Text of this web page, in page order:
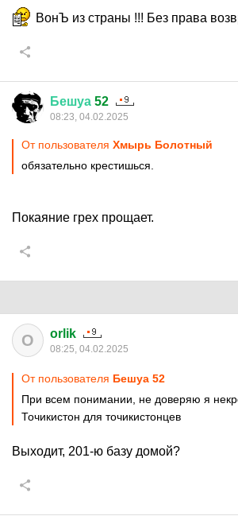
ВонЪ из страны !!! Без права
Бешуа 52
08:23, 04.02.2025
От пользователя Хмырь Болотный
обязательно крестишься.
Покаяние грех прощает.
O orlik
08:25, 04.02.2025
От пользователя Бешуа 52
При всем понимании, не доверяю я
Точикистон для точикистонцев
Выходит, 201-ю базу домой?